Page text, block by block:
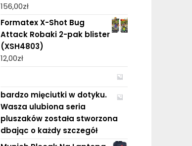
156,00zł
Formatex X-Shot Bug
Attack Robaki 2-pak blister
(XSH4803)
12,00zł
bardzo mięciutki w dotyku.
Wasza ulubiona seria
pluszaków została stworzona
dbając o każdy szczegół